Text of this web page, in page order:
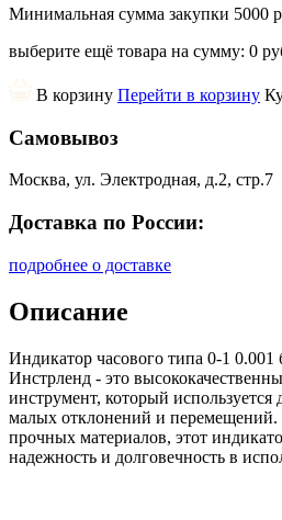
Минимальная сумма закупки 5000
выберите ещё товара на сумму: 0
В корзину Перейти в корзину
Самовывоз
Москва, ул. Электродная, д.2, стр.7
Доставка по России:
подробнее о доставке
Описание
Индикатор часового типа 0-1
Инстрленд - это
инструмент, который используется
малых отклонений и перемещений.
прочных материалов, этот
надежность и долговечность в